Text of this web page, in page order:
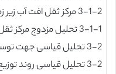
3-1-2 مرکز ثقل افت آب زیر زمینی و ضخامت لایه تراکم پذیر
3-1-1 تحلیل مزدوج مرکز ثقل
3-2 تحلیل قیاسی جهت توسعه
3-2 تحلیل قیاسی روند توزیع و پراکنش